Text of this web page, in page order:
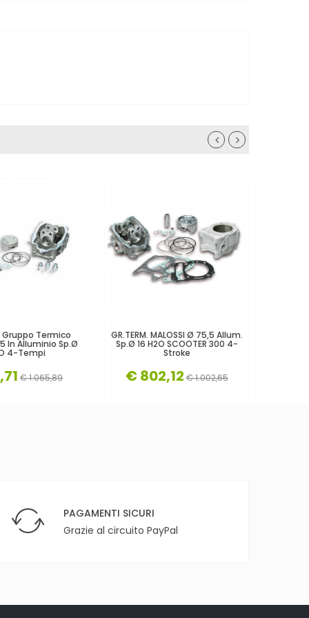
Termico
In Alluminio Sp.Ø
4-Tempi
€ 1.065,89
GR.TERM. MALOSSI Ø 75,5 Allum.
Sp.Ø 16 H2O SCOOTER 300 4-
Stroke
€ 802,12 € 1.002,65
PAGAMENTI SICURI
Grazie al circuito PayPal